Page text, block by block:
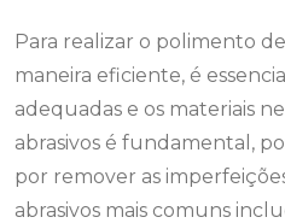
Para realizar o polimento
maneira eficiente, é
adequadas e os materiais
abrasivos é fundamental,
por remover as
abrasivos mais comuns